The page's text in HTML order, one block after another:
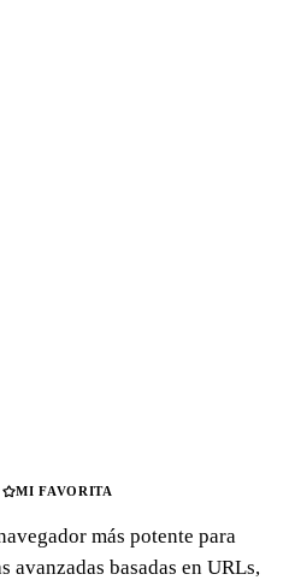
MI FAVORITA
más potente para
avanzadas basadas en URLs,